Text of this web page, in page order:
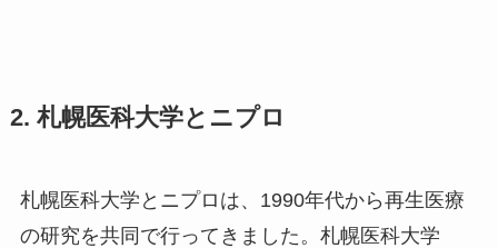
2. 札幌医科大学とニプロ
札幌医科大学とニプロは、1990年代から再生医療
の研究を共同で行ってきました。札幌医科大学